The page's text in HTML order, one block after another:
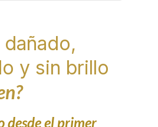
y sin brillo
desde el primer